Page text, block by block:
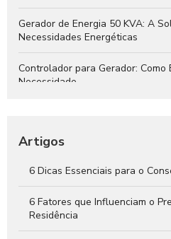
Gerador de Energia 50 KVA: A
Necessidades Energéticas
Controlador para Gerador: Como
Necessidade
Gerador de Energia 30 KVA: A
Necessidades Energéticas
Artigos
6 Dicas Essenciais para o
6 Fatores que Influenciam o
Residência